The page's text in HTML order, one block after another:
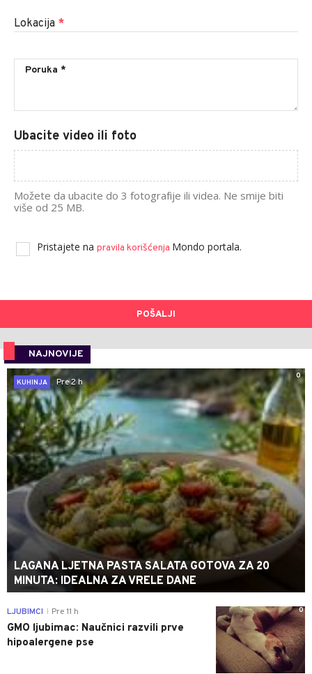
Lokacija *
Ubacite video ili foto
Možete da ubacite do 3 fotografije ili videa. Ne smije biti
više od 25 MB.
Pristajete na pravila korišćenja Mondo portala.
POŠALJI
NAJNOVIJE
0
KUHINJA
Pre 2 h
LAGANA LJETNA PASTA SALATA GOTOVA ZA 20
MINUTA: IDEALNA ZA VRELE DANE
0
LJUBIMCI Pre 11 h
GMO ljubimac: Naučnici razvili prve
hipoalergene pse